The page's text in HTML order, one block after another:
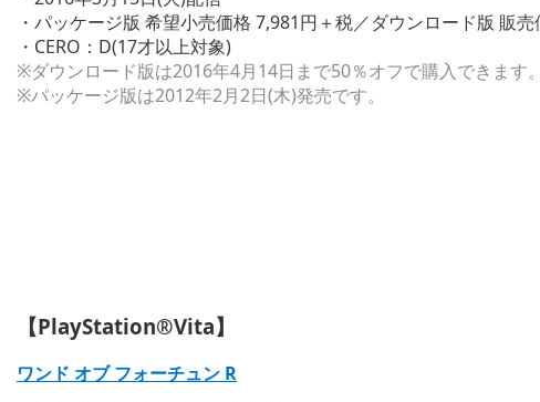
・パッケージ版 希望小売価格 7,981円＋税／ダウンロード版 販
・CERO：D(17才以上対象)
※ダウンロード版は2016年4月14日まで50％オフで購入できます。
※パッケージ版は2012年2月2日(木)発売です。
【PlayStation®Vita】
ワンド オブ フォーチュン R